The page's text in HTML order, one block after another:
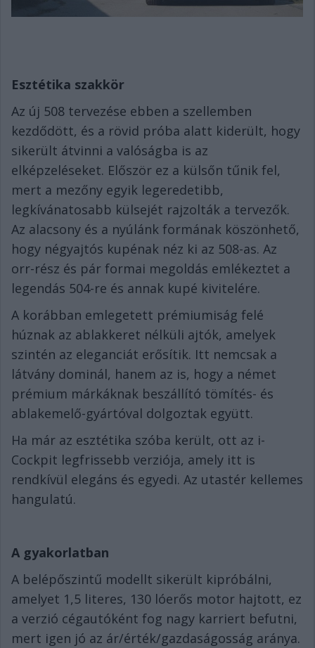
Esztétika szakkör
Az új 508 tervezése ebben a szellemben
kezdődött, és a rövid próba alatt kiderült, hogy
sikerült átvinni a valóságba is az
elképzeléseket. Először ez a külsőn tűnik fel,
mert a mezőny egyik legeredetibb,
legkívánatosabb külsejét rajzolták a tervezők.
Az alacsony és a nyúlánk formának köszönhető,
hogy négyajtós kupénak néz ki az 508-as. Az
orr-rész és pár formai megoldás emlékeztet a
legendás 504-re és annak kupé kivitelére.
A korábban emlegetett prémiumiság felé
húznak az ablakkeret nélküli ajtók, amelyek
szintén az eleganciát erősítik. Itt nemcsak a
látvány dominál, hanem az is, hogy a német
prémium márkáknak beszállító tömítés- és
ablakemelő-gyártóval dolgoztak együtt.
Ha már az esztétika szóba került, ott az i-
Cockpit legfrissebb verziója, amely itt is
rendkívül elegáns és egyedi. Az utastér kellemes
hangulatú.
A gyakorlatban
A belépőszintű modellt sikerült kipróbálni,
amelyet 1,5 literes, 130 lóerős motor hajtott, ez
a verzió cégautóként fog nagy karriert befutni,
mert igen jó az ár/érték/gazdaságosság aránya.